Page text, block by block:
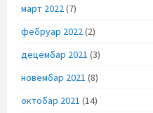
март 2022(7)
фебруар 2022(2)
децембар 2021 (3)
новембар 2021 (8)
октобар 2021 (14)